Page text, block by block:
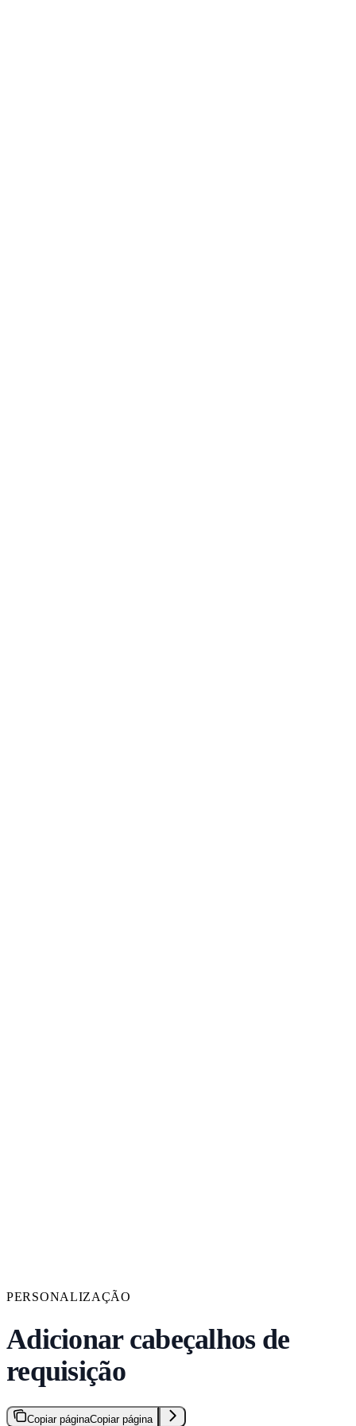
PERSONALIZAÇÃO
Adicionar cabeçalhos de
requisição
Copiar páginaCopiar página